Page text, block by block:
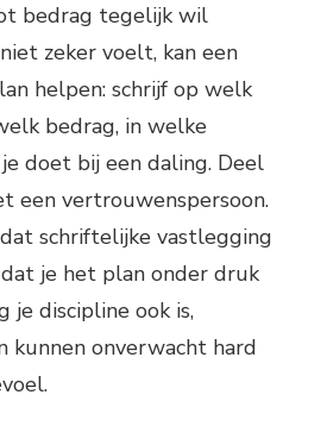
bedrag tegelijk wil
zeker voelt, kan een
helpen: schrijf op welk
bedrag, in welke
doet bij een daling. Deel
een vertrouwenspersoon.
schriftelijke vastlegging
je het plan onder druk
je discipline ook is,
kunnen onverwacht hard